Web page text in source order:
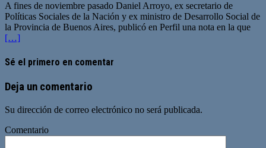
A fines de noviembre pasado Daniel Arroyo, ex secretario de
Políticas Sociales de la Nación y ex ministro de Desarrollo Social de
la Provincia de Buenos Aires, publicó en Perfil una nota en la que
[…]
Sé el primero en comentar
Deja un comentario
Su dirección de correo electrónico no será publicada.
Comentario